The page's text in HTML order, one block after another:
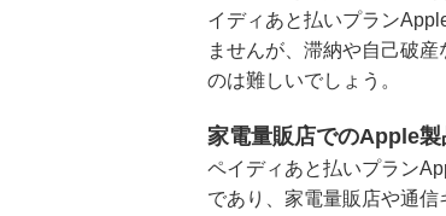
イディあと払いプラン
ませんが、滞納や自己破
のは難しいでしょう。
家電量販店でのApple
ペイディあと払いプラン
であり、家電量販店や通信